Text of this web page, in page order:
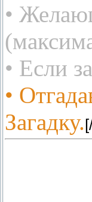
•
• Если
•
Загадку.